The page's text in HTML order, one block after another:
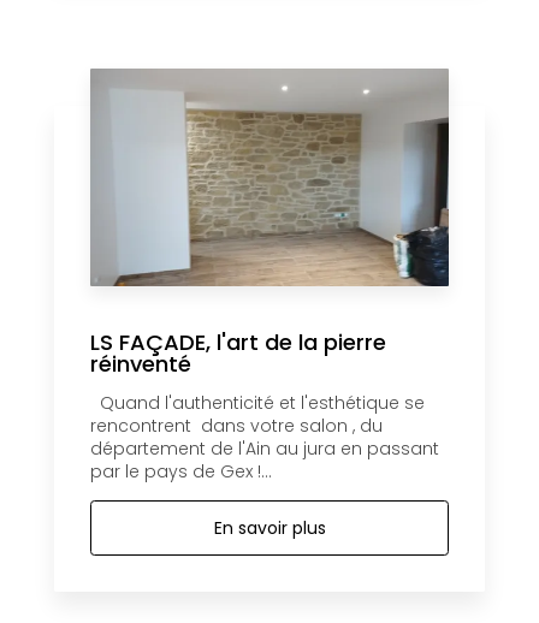
LS FAÇADE, l'art de la pierre
réinventé
Quand l'authenticité et l'esthétique se
rencontrent dans votre salon , du
département de l'Ain au jura en passant
par le pays de Gex !...
En savoir plus